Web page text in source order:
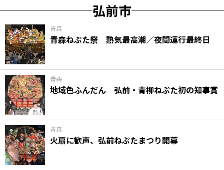
弘前市
青森
青森ねぶた祭 熱気最高潮／夜間運行最終日
青森
地域色ふんだん 弘前・青柳ねぷた初の知事賞
青森
火扇に歓声、弘前ねぷたまつり開幕